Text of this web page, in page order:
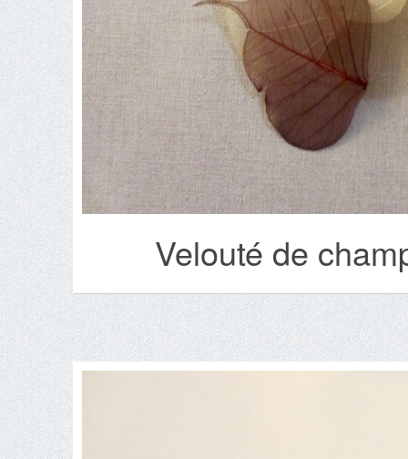
Velouté de